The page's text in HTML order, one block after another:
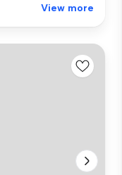
View more